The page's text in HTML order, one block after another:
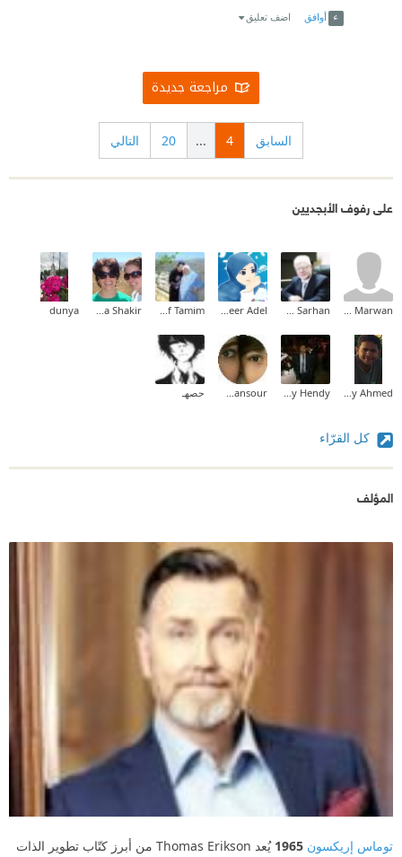
أوافق اضف تعليق
مراجعة جديدة
السابق 4
...
20 التالي
على رفوف الأبجديين
Bahaa Marwan
Emad Sarhan
Abeer Adel
Dina Yousef Tamim
Maha Shakir
dunya
Mody Ahmed
Shawky Hendy
Iman Mansour حصهـ
كل القرّاء
المؤلف
توماس إريكسون 1965
يُعد Thomas Erikson من أبرز كتّاب تطوير الذات